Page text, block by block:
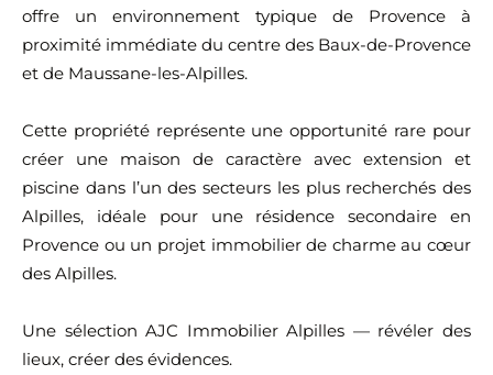
offre un environnement typique de Provence à
proximité immédiate du centre des Baux-de-Provence
et de Maussane-les-Alpilles.
Cette propriété représente une opportunité rare pour
créer une maison de caractère avec extension et
piscine dans l’un des secteurs les plus recherchés des
Alpilles, idéale pour une résidence secondaire en
Provence ou un projet immobilier de charme au cœur
des Alpilles.
Une sélection AJC Immobilier Alpilles — révéler des
lieux, créer des évidences.